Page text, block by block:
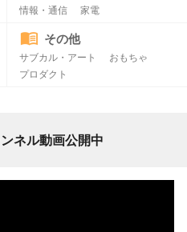
情報・通信
家電
その他
サブカル・アート
おもちゃ
プロダクト
ネル動画公開中